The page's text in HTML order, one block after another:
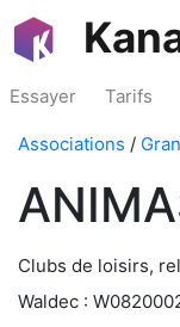
Essayer Tarifs
Associations /
Clubs de loisirs,
Waldec :